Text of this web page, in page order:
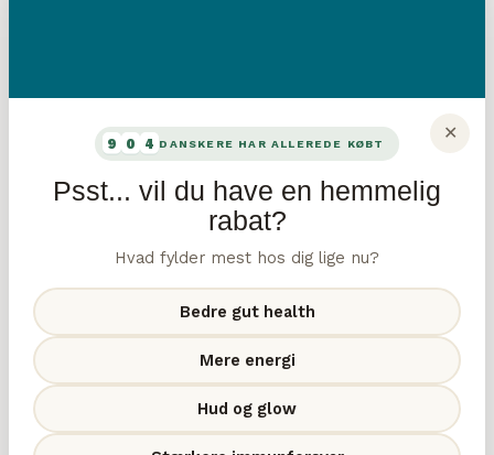
✕
9 0 4 DANSKERE HAR ALLEREDE KØBT
Psst... vil du have en hemmelig
rabat?
Hvad fylder mest hos dig lige nu?
Bedre gut health
Mere energi
Hud og glow